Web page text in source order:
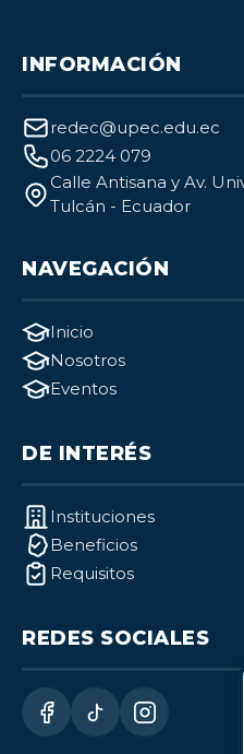
INFORMACIÓN
redec@upec.edu.ec
06 2224 079
Calle Antisana y Av.
Tulcán - Ecuador
NAVEGACIÓN
Inicio
Nosotros
Eventos
DE INTERÉS
Instituciones
Beneficios
Requisitos
REDES SOCIALES